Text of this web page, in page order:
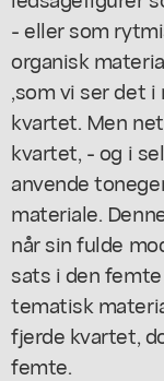
- eller som
organisk
,som vi ser det
kvartet. Men
kvartet, - og i
anvende
materiale.
når sin fulde
sats i den
tematisk
fjerde kvartet,
femte.